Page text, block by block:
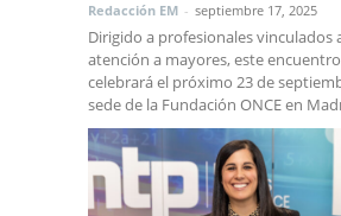
Redacción EM - septiembre 17, 2025
Dirigido a profesionales vinculados
atención a mayores, este
celebrará el próximo 23 de
sede de la Fundación ONCE en